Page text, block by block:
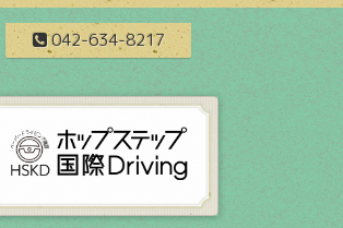
042-634-8217